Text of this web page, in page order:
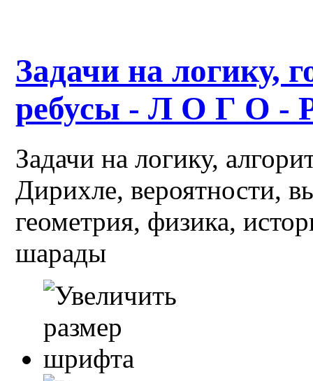
Задачи на логику,
ребусы - Л О Г О -
Задачи на логику,
Дирихле, вероятности,
геометрия, физика,
шарады